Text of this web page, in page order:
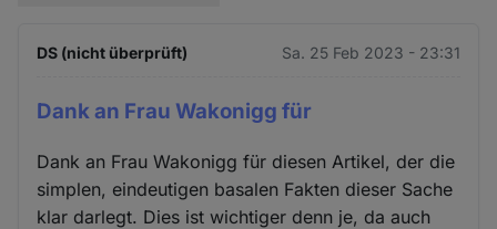
DS (nicht überprüft) Sa. 25 Feb 2023 - 23:31
Dank an Frau Wakonigg für
Dank an Frau Wakonigg für diesen Artikel, der die
simplen, eindeutigen basalen Fakten dieser Sache
klar darlegt. Dies ist wichtiger denn je, da auch